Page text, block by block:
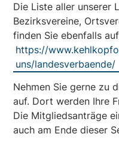
Die Liste aller unserer
Bezirksvereine,
finden Sie ebenfalls
https://
uns/landesverbaende/
Nehmen Sie gerne zu
auf. Dort werden Ihre
Die Mitgliedsanträge
auch am Ende dieser